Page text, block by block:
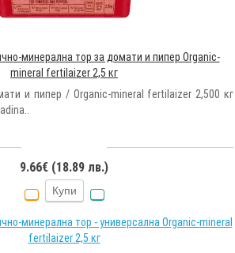
минерална тор за домати и пипер Organic-
mineral fertilaizer 2,5 кг
и пипер / Оrganic-mineral fertilaizer 2,500 кг
9.66€ (18.89 лв.)
Купи